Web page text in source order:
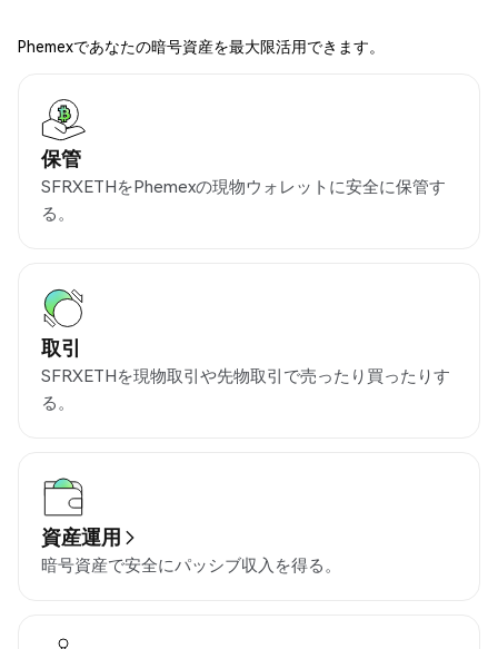
Phemexであなたの暗号資産を最大限活用できます。
保管
SFRXETHをPhemexの現物ウォレットに安全に保管す
る。
取引
SFRXETHを現物取引や先物取引で売ったり買ったりす
る。
資産運用
暗号資産で安全にパッシブ収入を得る。